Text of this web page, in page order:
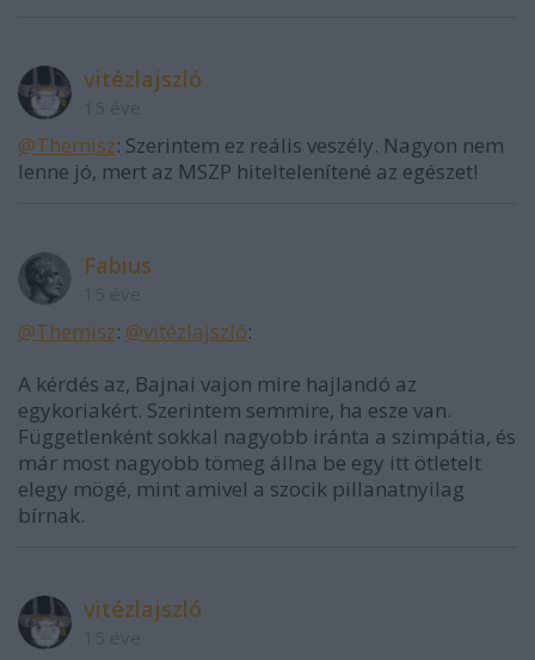
vitézlajszló
@Themisz: Szerintem ez reális veszély. Nagyon nem
lenne jó, mert az MSZP hiteltelenítené az egészet!
Fabius
@Themisz: @vitézlajszló:
A kérdés az, Bajnai vajon mire hajlandó az
egykoriakért. Szerintem semmire, ha esze van.
Függetlenként sokkal nagyobb iránta a szimpátia, és
már most nagyobb tömeg állna be egy itt ötletelt
elegy mögé, mint amivel a szocik pillanatnyilag
bírnak.
vitézlajszló